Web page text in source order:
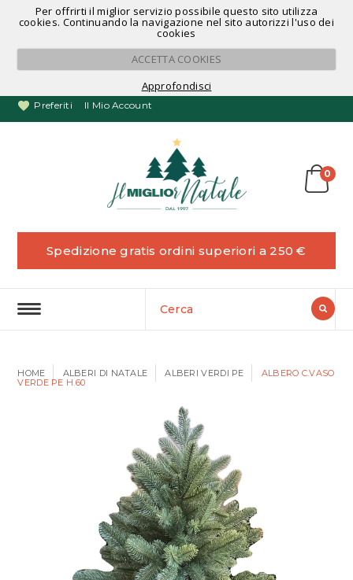
Per offrirti il miglior servizio possibile questo sito utilizza
cookies. Continuando la navigazione nel sito autorizzi l'uso dei
cookies
ACCETTA COOKIES
Approfondisci
Noleggio Alberi di Natale
Preferiti Il Mio Account
0
Spedizione gratis ordini superiori a 250 €
HOME ALBERI DI NATALE ALBERI VERDI PE
ALBERO C.VASO
VERDE PE H.60